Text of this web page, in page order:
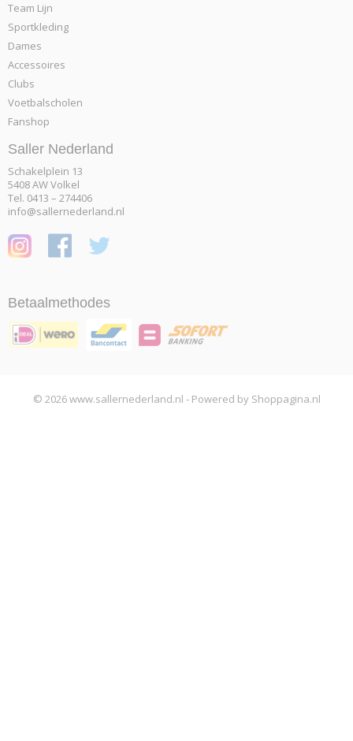
Team Lijn
Sportkleding
Dames
Accessoires
Clubs
Voetbalscholen
Fanshop
Saller Nederland
Schakelplein 13
5408 AW Volkel
Tel. 0413 – 274406
info@sallernederland.nl
Betaalmethodes
© 2026 www.sallernederland.nl - Powered by Shoppagina.nl